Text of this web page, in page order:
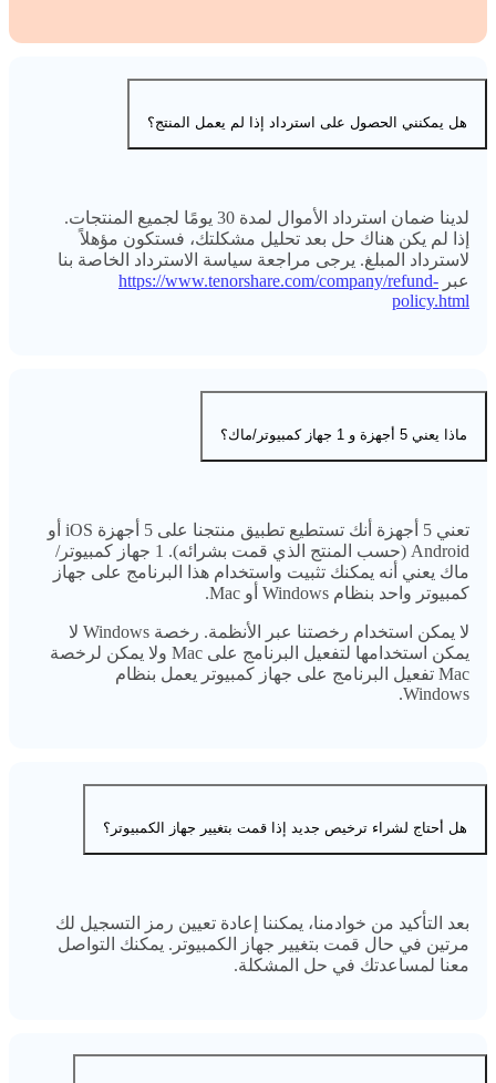
هل يمكنني الحصول على استرداد إذا لم يعمل المنتج؟
لدينا ضمان استرداد الأموال لمدة 30 يومًا لجميع المنتجات.
إذا لم يكن هناك حل بعد تحليل مشكلتك، فستكون مؤهلاً
لاسترداد المبلغ. يرجى مراجعة سياسة الاسترداد الخاصة بنا
عبر https://www.tenorshare.com/company/refund-
policy.html
ماذا يعني 5 أجهزة و 1 جهاز كمبيوتر/ماك؟
تعني 5 أجهزة أنك تستطيع تطبيق منتجنا على 5 أجهزة iOS أو
Android (حسب المنتج الذي قمت بشرائه). 1 جهاز كمبيوتر/
ماك يعني أنه يمكنك تثبيت واستخدام هذا البرنامج على جهاز
كمبيوتر واحد بنظام Windows أو Mac.
لا يمكن استخدام رخصتنا عبر الأنظمة. رخصة Windows لا
يمكن استخدامها لتفعيل البرنامج على Mac ولا يمكن لرخصة
Mac تفعيل البرنامج على جهاز كمبيوتر يعمل بنظام
Windows.
هل أحتاج لشراء ترخيص جديد إذا قمت بتغيير جهاز الكمبيوتر؟
بعد التأكيد من خوادمنا، يمكننا إعادة تعيين رمز التسجيل لك
مرتين في حال قمت بتغيير جهاز الكمبيوتر. يمكنك التواصل
معنا لمساعدتك في حل المشكلة.